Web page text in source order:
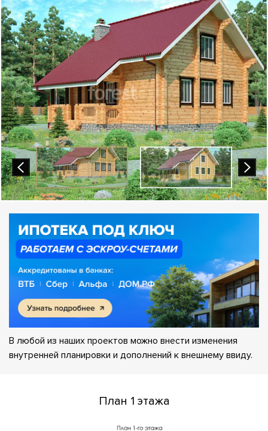
В любой из наших проектов можно внести изменения
внутренней планировки и дополнений к внешнему ввиду.
План 1 этажа